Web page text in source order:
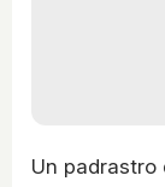
Un padrastro